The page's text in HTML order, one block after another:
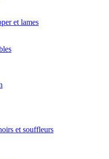
et lames
et souffleurs